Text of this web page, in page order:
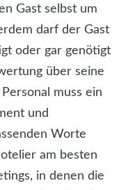
Gast selbst um
darf der Gast
oder gar genötigt
über seine
muss ein
und
Worte
am besten
in denen die